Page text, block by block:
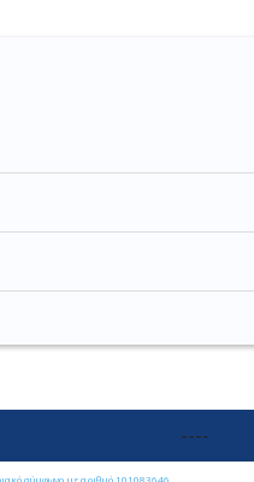
----
σύμφωνο με αριθμό 101083646